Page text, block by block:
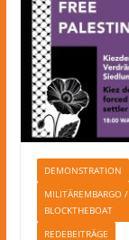
DEMONSTRATION
MILITÄREMBARGO
BLOCKTHEBOAT
REDEBEITRÄGE